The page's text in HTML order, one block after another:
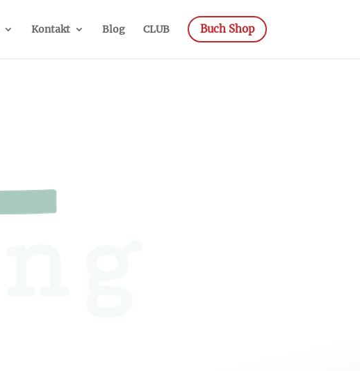
Kontakt Blog CLUB Buch Shop